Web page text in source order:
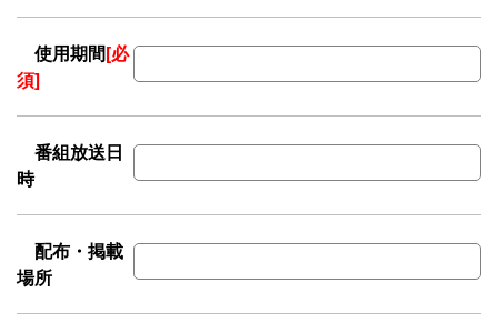
使用期間[必
須]
番組放送日
時
配布・掲載
場所